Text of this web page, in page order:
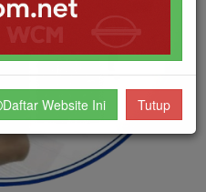
Daftar Website Ini Tutup